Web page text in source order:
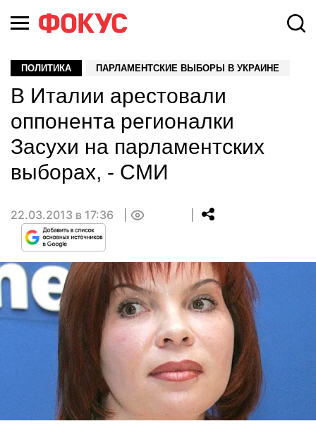
ПОЛИТИКА ПАРЛАМЕНТСКИЕ ВЫБОРЫ В УКРАИНЕ
В Италии арестовали
оппонента регионалки
Засухи на парламентских
выборах, - СМИ
22.03.2013 в 17:36